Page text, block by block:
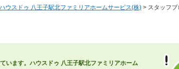
ハウスドゥ 八王子駅北ファミリアホームサービス(株) > スタッフブ
います。ハウスドゥ 八王子駅北ファミリアホーム